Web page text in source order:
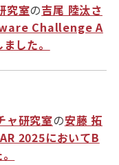
究室の吉尾 陸汰さ
Challenge A
した。
ャ研究室の安藤 拓
2025においてB